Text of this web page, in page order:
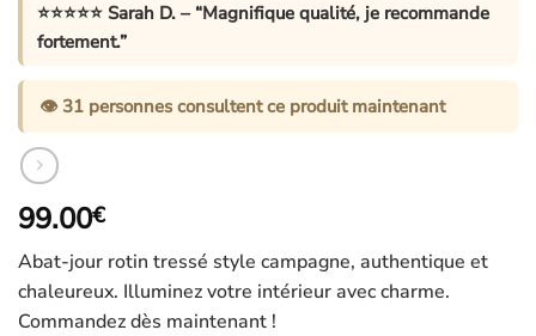
⭐⭐⭐⭐⭐ Sarah D. – “Magnifique qualité, je recommande
fortement.”
👁️31 personnes consultent ce produit maintenant
99.00€
Abat-jour rotin tressé style campagne, authentique et
chaleureux. Illuminez votre intérieur avec charme.
Commandez dès maintenant !